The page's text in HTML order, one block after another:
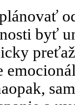
byť